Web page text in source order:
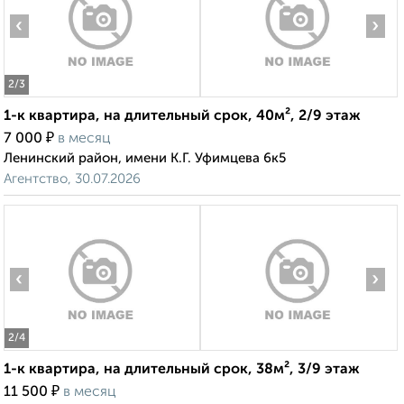
2/3
‹ ›
1-к квартира, на длительный срок, 40м², 2/9 этаж
7 000 ₽ в месяц
Ленинский район, имени К.Г. Уфимцева 6к5
Агентство, 30.07.2026
2/4
‹ ›
1-к квартира, на длительный срок, 38м², 3/9 этаж
11 500 ₽ в месяц